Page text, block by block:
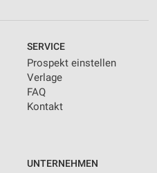
SERVICE
Prospekt einstellen
Verlage
FAQ
Kontakt
UNTERNEHMEN